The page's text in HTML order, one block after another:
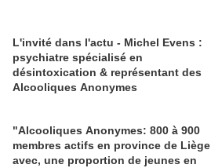
L'invité dans l'actu - Michel Evens :
psychiatre spécialisé en
désintoxication & représentant des
Alcooliques Anonymes
"Alcooliques Anonymes: 800 à 900
membres actifs en province de Liège
avec, une proportion de jeunes en